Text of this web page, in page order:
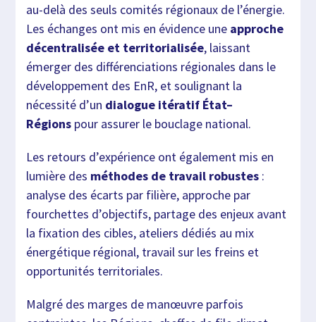
au-delà des seuls comités régionaux de l’énergie.
Les échanges ont mis en évidence une approche
décentralisée et territorialisée, laissant
émerger des différenciations régionales dans le
développement des EnR, et soulignant la
nécessité d’un dialogue itératif État–
Régions pour assurer le bouclage national.
Les retours d’expérience ont également mis en
lumière des méthodes de travail robustes :
analyse des écarts par filière, approche par
fourchettes d’objectifs, partage des enjeux avant
la fixation des cibles, ateliers dédiés au mix
énergétique régional, travail sur les freins et
opportunités territoriales.
Malgré des marges de manœuvre parfois